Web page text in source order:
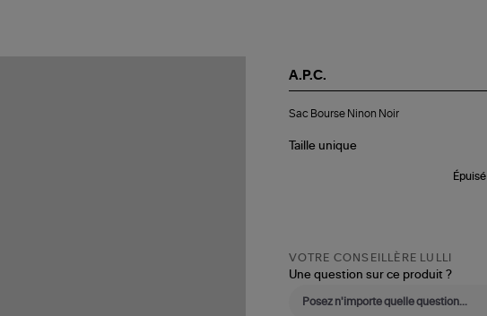
A.P.C.
Bourse
Noir
Sac Bourse Ninon Noir
Taille unique
Épuisé
VOTRE CONSEILLÈRE LULLI
Une question sur ce produit ?